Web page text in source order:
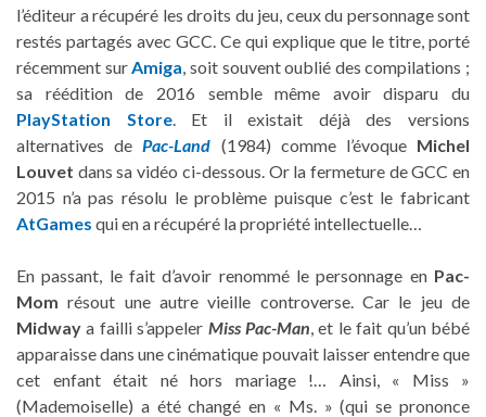
l’éditeur a récupéré les droits du jeu, ceux du personnage sont
restés partagés avec GCC. Ce qui explique que le titre, porté
récemment surAmiga, soit souvent oublié des compilations ;
sa réédition de 2016 semble même avoir disparu du
PlayStation Store. Et il existait déjà des versions
alternatives dePac-Land (1984) comme l’évoque Michel
Louvet dans sa vidéo ci-dessous. Or la fermeture de GCC en
2015 n’a pas résolu le problème puisque c’est le fabricant
AtGames qui en a récupéré la propriété intellectuelle…
En passant, le fait d’avoir renommé le personnage en Pac-
Mom résout une autre vieille controverse. Car le jeu de
Midway a failli s’appeler Miss Pac-Man, et le fait qu’un bébé
apparaisse dans une cinématique pouvait laisser entendre que
cet enfant était né hors mariage !… Ainsi, « Miss »
(Mademoiselle) a été changé en « Ms. » (qui se prononce